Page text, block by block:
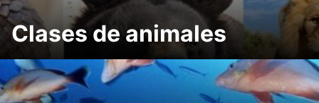
Clases de animales